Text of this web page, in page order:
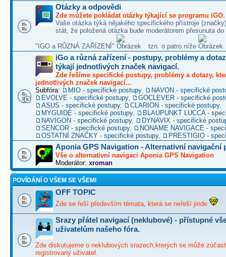
Otázky a odpovědi
Zde můžete pokládat otázky týkající se programu iGO.
Vaše otázka týká nějakého specifického přístroje
stát, že položená otázka bude moderátorem přesunuta do
"IGO a RŮZNÁ ZAŘÍZENÍ" tzn. o patro níže
iGo a různá zařízení - postupy, problémy a
týkají jednotlivých značek navigací.
Zde řešíme specifické postupy, problémy a dotazy,
jednotlivých značek navigací...
Subfóra:
MIO - specifické postupy,
NAVON - specifické
EVOLVE - specifické postupy,
GOCLEVER - specifické
ASUS - specifické postupy, CLARION - specifické postupy,
MYGUIDE - specifické postupy,
BLAUPUNKT LUCCA -
NAVIGON - specifické postupy,
DYNAVIX - specifické
SENCOR - specifické postupy,
NONAME NAVIGACE -
OSTATNÍ ZNAČKY - specifické postupy, PRESTIGIO -
Aponia GPS Navigation - Alternativní navigační
Vše o alternativní navigaci Aponia GPS Navigation
Moderátor: xroman
POVÍDÁNÍ O VŠEM SE VŠEMI
OFF TOPIC
Zde se řeší především témata, která se neřeší jinde
Srazy přátel navigací (neklubové) - přístupné
uživatelům našeho fóra.
Zde diskutujeme o neklubových srazech,kterých se může
registrovaný uživatel.